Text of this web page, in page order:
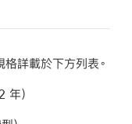
格詳載於下方列表。
年）